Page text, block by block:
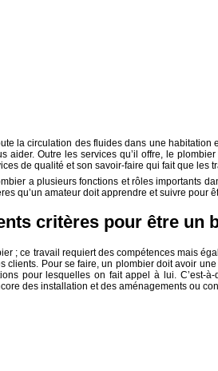
la circulation des fluides dans une habitation
aider. Outre les services qu’il offre, le
de qualité et son savoir-faire qui fait que les
a plusieurs fonctions et rôles importants
qu’un amateur doit apprendre et suivre pour
critères pour être un
; ce travail requiert des compétences mais
clients. Pour se faire, un plombier doit avoir
pour lesquelles on fait appel à lui. C’est-
des installation et des aménagements ou